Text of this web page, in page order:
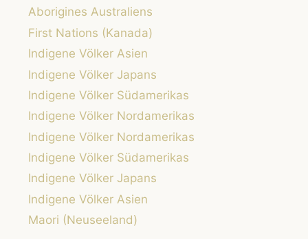
Aborigines Australiens
First Nations (Kanada)
Indigene Völker Asien
Indigene Völker Japans
Indigene Völker Südamerikas
Indigene Völker Nordamerikas
Indigene Völker Nordamerikas
Indigene Völker Südamerikas
Indigene Völker Japans
Indigene Völker Asien
Maori (Neuseeland)